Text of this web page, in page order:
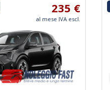
235 €
al mese IVA escl.